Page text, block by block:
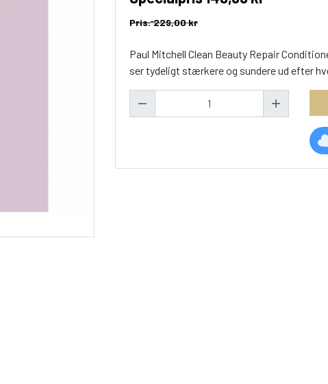
Pris: 229,00 kr
Paul Mitchell Clean Beauty Repair
ser tydeligt stærkere og sundere ud efter